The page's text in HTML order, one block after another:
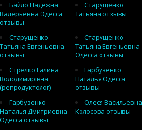
Байло Надежна
Валерьевна Одесса
отзывы
Старущенко
Татьяна отзывы
Старущенко
Татьяна Евгеньевна
отзывы
Старущенко
Татьяна Евгеньевна
Одесса отзывы
Стрелко Галина
Володимирівна
(репродуктолог)
Гарбузенко
Наталья Одесса
отзывы
Гарбузенко
Наталья Дмитриевна
Одесса отзывы
Олеся Васильевна
Колосова отзывы